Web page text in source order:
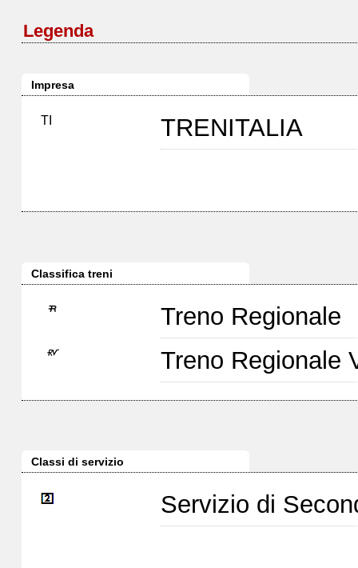
Legenda
Impresa
TI TRENITALIA
Classifica treni
Treno Regionale
Treno Regionale
Classi di servizio
Servizio di